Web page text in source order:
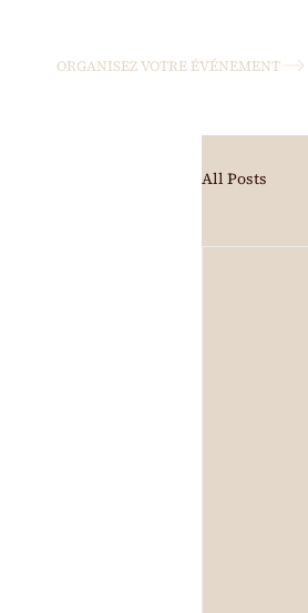
ORGANISEZ VOTRE ÉVÉNEMENT
All Posts